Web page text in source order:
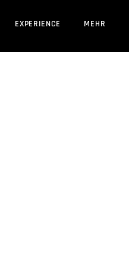
EXPERIENCE MEHR